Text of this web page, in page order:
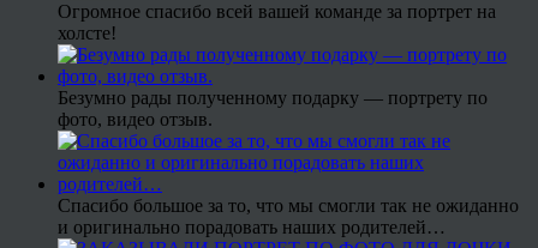
Огромное спасибо всей вашей команде за портрет на
холсте!
Безумно рады полученному подарку — портрету по
фото, видео отзыв.
Спасибо большое за то, что мы смогли так не ожиданно
и оригинально порадовать наших родителей…